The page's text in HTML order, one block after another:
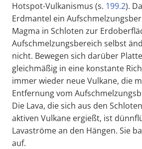
Hotspot-Vulkanismus (s. 199.2).
Erdmantel ein
Magma in Schloten zur
Aufschmelzungsbereich selbst
nicht. Bewegen sich darüber
gleichmäßig in eine konstante
immer wieder neue Vulkane, die
Entfernung vom
Die Lava, die sich aus den
aktiven Vulkane ergießt, ist
Lavaströme an den Hängen. Sie
auf.